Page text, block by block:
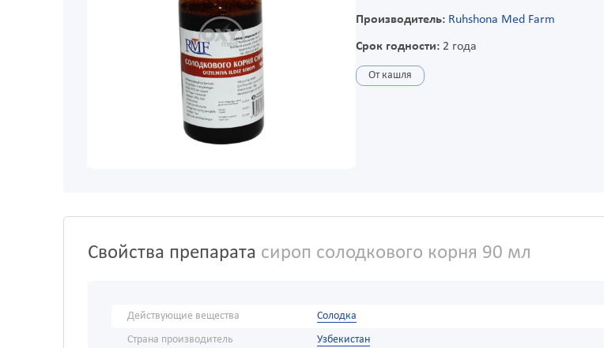
Производитель: Ruhshona Med Farm
Срок годности:2 года
От кашля
Свойства препарата сироп солодкового корня 90 мл
Действующие вещества
Солодка
Страна производитель
Узбекистан